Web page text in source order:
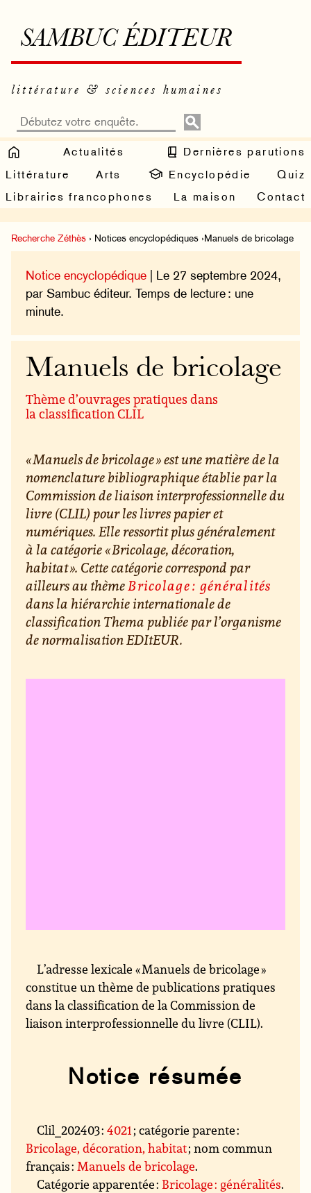
SAMBUC ÉDITEUR
littérature & sciences humaines
Actualités
Dernières parutions
Littérature
Arts Encyclopédie
Quiz
Librairies francophones
La maison Contact
Recherche Zéthès › Notices encyclopédiques ›Manuels de bricolage
Notice encyclopédique | Le 27 septembre 2024,
par Sambuc éditeur. Temps de lecture : une
minute.
Manuels de bricolage
Thème d’ouvrages pratiques dans
la classification CLIL
« Manuels de bricolage » est une matière de la
nomenclature bibliographique établie par la
Commission de liaison interprofessionnelle du
livre (CLIL) pour les livres papier et
numériques. Elle ressortit plus généralement
à la catégorie « Bricolage, décoration,
habitat ». Cette catégorie correspond par
ailleurs au thèmeBricolage : généralités
dans la hiérarchie internationale de
classification Thema publiée par l’organisme
de normalisation EDItEUR.
L’adresse lexicale « Manuels de bricolage »
constitue un thème de publications pratiques
dans la classification de la Commission de
liaison interprofessionnelle du livre (CLIL).
Notice résumée
Clil_202403 :4021 ; catégorie parente :
Bricolage, décoration, habitat; nom commun
français : Manuels de bricolage.
Catégorie apparentée : Bricolage : généralités.